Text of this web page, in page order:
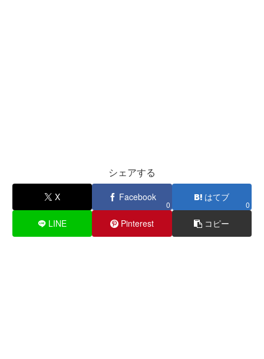
シェアする
X Facebook
0
はてブ
0
LINE Pinterest コピー